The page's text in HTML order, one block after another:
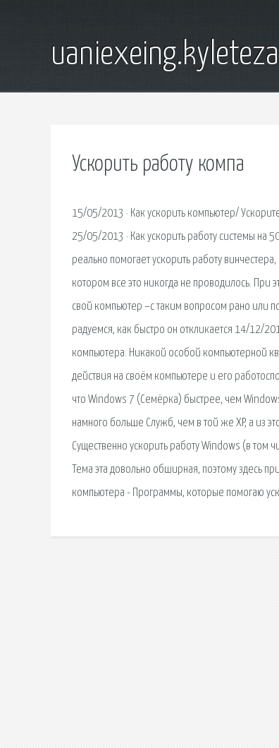
Ускорить работу компа
15/05/2013 · Как ускорить компьютер/
25/05/2013 · Как ускорить работу системы на
реально помогает ускорить работу
котором все это никогда не проводилось. При
свой компьютер –с таким вопросом рано или
радуемся, как быстро он откликается 14/12/
компьютера. Никакой особой компьютерной
действия на своём компьютере и его
что Windows 7 (Семёрка) быстрее, чем
намного больше Служб, чем в той же XP, а из
Существенно ускорить работу Windows (в том
Тема эта довольно обширная, поэтому здесь
компьютера - Программы, которые помогаю